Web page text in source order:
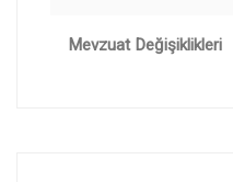
Mevzuat Değişiklikleri